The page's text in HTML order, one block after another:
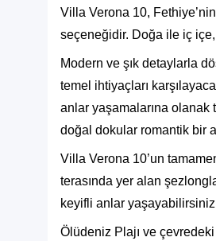
Villa Verona 10,
seçeneğidir. Doğa ile iç
Modern ve şık detaylarla
temel ihtiyaçları
anlar yaşamalarına olanak
doğal dokular romantik bir
Villa Verona 10’un
terasında yer alan
keyifli anlar
Ölüdeniz Plajı ve